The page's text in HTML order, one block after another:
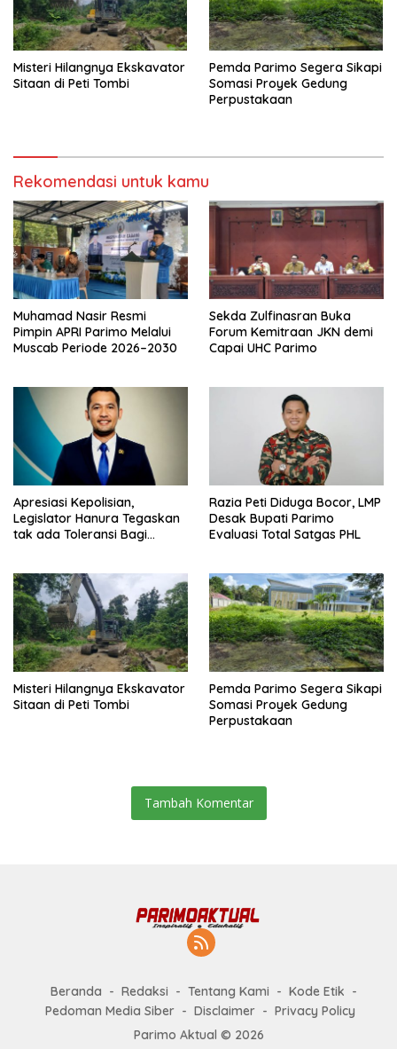
Misteri Hilangnya Ekskavator
Sitaan di Peti Tombi
Pemda Parimo Segera Sikapi
Somasi Proyek Gedung
Perpustakaan
Rekomendasi untuk kamu
Muhamad Nasir Resmi
Pimpin APRI Parimo Melalui
Muscab Periode 2026–2030
Sekda Zulfinasran Buka
Forum Kemitraan JKN demi
Capai UHC Parimo
Apresiasi Kepolisian,
Legislator Hanura Tegaskan
tak ada Toleransi Bagi
Razia Peti Diduga Bocor, LMP
Desak Bupati Parimo
Evaluasi Total Satgas PHL
Misteri Hilangnya Ekskavator
Sitaan di Peti Tombi
Pemda Parimo Segera Sikapi
Somasi Proyek Gedung
Perpustakaan
Tambah Komentar
Beranda Redaksi Tentang Kami
Kode Etik
Pedoman Media Siber
Disclaimer
Privacy Policy
Parimo Aktual © 2026